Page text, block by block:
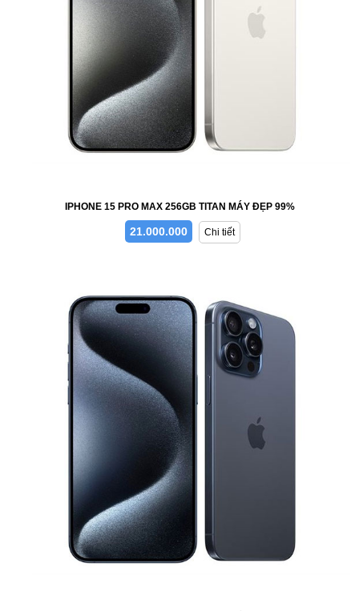
IPHONE 15 PRO MAX 256GB TITAN MÁY ĐẸP 99%
21.000.000 Chi tiết